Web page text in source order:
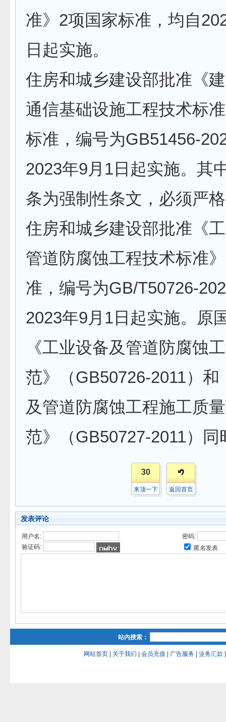
准》2项国家标准，均自
日起实施。
住房和城乡建设部批准《
通信基础设施工程技术标
标准，编号为GB51456-
2023年9月1日起实施。其
条为强制性条文，必须严
住房和城乡建设部批准《
管道防腐蚀工程技术标准
准，编号为GB/T50726-
2023年9月1日起实施。原
《工业设备及管道防腐蚀
范》（GB50726-2011）和
及管道防腐蚀工程施工质
范》（GB50727-2011）同
30
来顶一下 返回首页
发表评论
用户名:
密码:
验证码:
匿名发表
站内搜索：
网站首页 关于我们 会员充值 广告服务 业务汇款